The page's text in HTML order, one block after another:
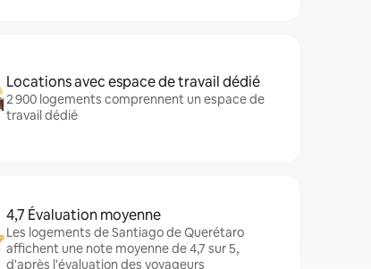
Locations avec espace de travail dédié
2 900 logements comprennent un espace de
travail dédié
4,7 Évaluation moyenne
Les logements de Santiago de Querétaro
affichent une note moyenne de 4,7 sur 5,
d'après l'évaluation des voyageurs